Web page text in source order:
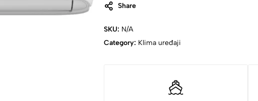
Share
SKU: N/A
Category: Klima uređaji